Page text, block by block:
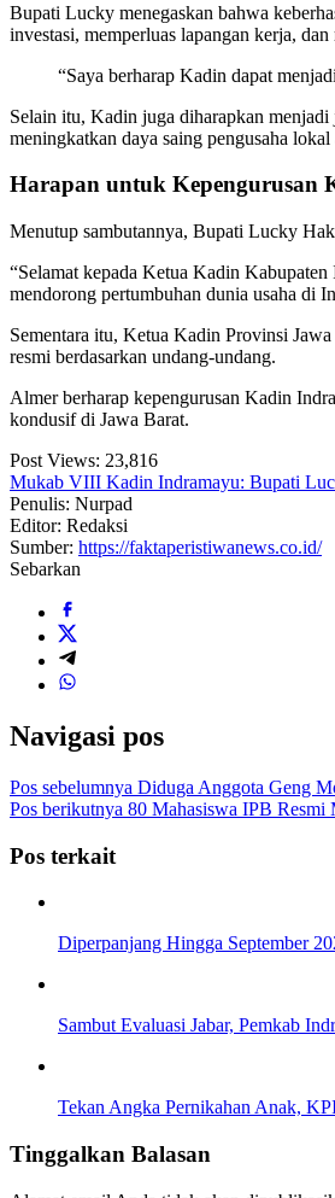
Bupati Lucky menegaskan bahwa
investasi, memperluas lapangan kerja,
“Saya berharap Kadin dapat
Selain itu, Kadin juga diharapkan
meningkatkan daya saing pengusaha
Harapan untuk Kepengurusan
Menutup sambutannya, Bupati Lucky
“Selamat kepada Ketua Kadin
mendorong pertumbuhan dunia usaha di
Sementara itu, Ketua Kadin Provinsi
resmi berdasarkan undang-undang.
Almer berharap kepengurusan Kadin
kondusif di Jawa Barat.
Post Views: 23,816
Mukab VIII Kadin Indramayu: Bupati
Penulis: Nurpad
Editor: Redaksi
Sumber: https://faktaperistiwanews.co.id/
Sebarkan
Navigasi pos
Pos sebelumnya Diduga Anggota Geng
Pos berikutnya 80 Mahasiswa IPB Resmi
Pos terkait
Diperpanjang Hingga September
Sambut Evaluasi Jabar, Pemkab
Tekan Angka Pernikahan Anak,
Tinggalkan Balasan